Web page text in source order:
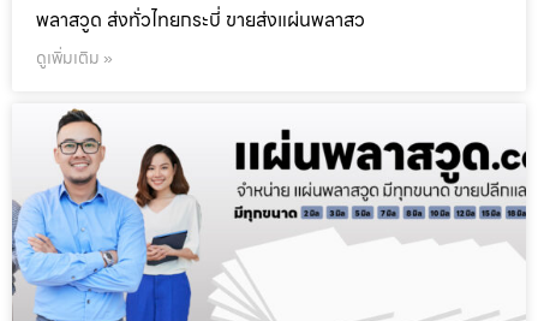
พลาสวูด ส่งทั่วไทยกระบี่ ขายส่งแผ่นพลาสว
ดูเพิ่มเติม »